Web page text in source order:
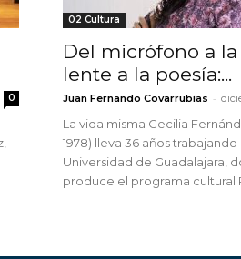
0
02 Cultura
Del micrófono a
lente a la poesía:...
Juan Fernando Covarrubias -
La vida misma Cecilia
1978) lleva 36 años trabajando
Universidad de Guadalajara,
produce el programa cultural